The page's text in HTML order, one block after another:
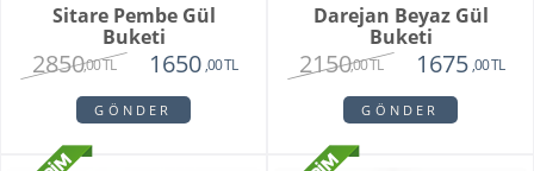
Sitare Pembe Gül
Buketi
2850,00 TL 1650 ,00 TL
GÖNDER
Darejan Beyaz Gül
Buketi
2150,00 TL 1675 ,00 TL
GÖNDER